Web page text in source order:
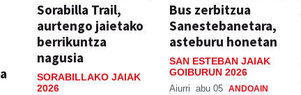
Sorabilla Trail,
aurtengo jaietako
berrikuntza
nagusia
SORABILLAKO JAIAK
2026
Bus zerbitzua
Sanestebanetara,
asteburu honetan
SAN ESTEBAN JAIAK
GOIBURUN 2026
Aiurri abu 05 ANDOAIN